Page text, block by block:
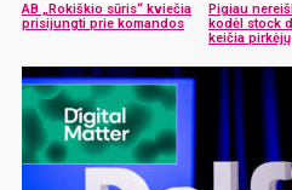
AB „Rokiškio sūris“ kviečia
prisijungti prie komandos
Pigiau
kodėl stock
keičia